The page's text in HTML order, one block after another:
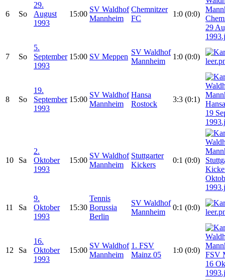
6 So
29.
August
1993
15:00
SV Waldhof
Mannheim
Chemnitzer
FC
1:0 (0:0)
7 So
5.
September
1993
15:00 SV Meppen
SV Waldhof
Mannheim
1:0 (0:0)
8 So
19.
September
1993
15:00
SV Waldhof
Mannheim
Hansa
Rostock
3:3 (0:1)
10 Sa
2.
Oktober
1993
15:00
SV Waldhof
Mannheim
Stuttgarter
Kickers
0:1 (0:0)
11 Sa
9.
Oktober
1993
15:30
Tennis
Borussia
Berlin
SV Waldhof
Mannheim
0:1 (0:0)
12 Sa
16.
Oktober
1993
15:00
SV Waldhof
Mannheim
1. FSV
Mainz 05
1:0 (0:0)